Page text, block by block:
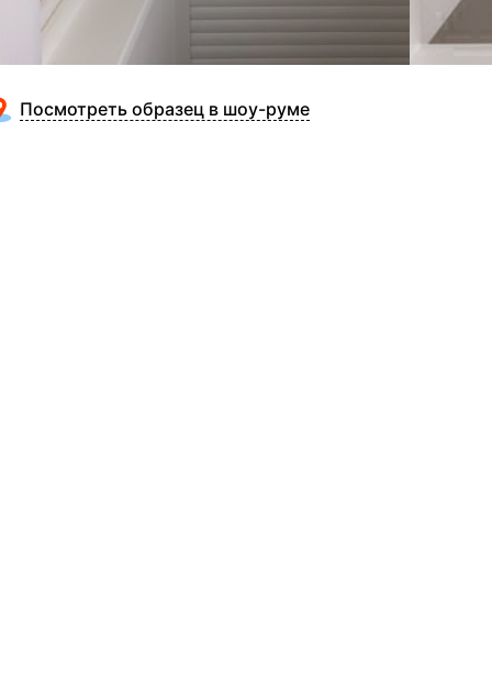
Купить в 1 клик
Посмотреть образец в шоу-руме